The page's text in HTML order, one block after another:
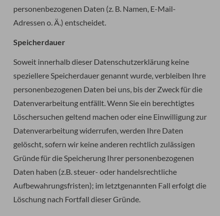
personenbezogenen Daten (z. B. Namen, E-Mail-
Adressen o. Ä.) entscheidet.
Speicherdauer
Soweit innerhalb dieser Datenschutzerklärung keine
speziellere Speicherdauer genannt wurde, verbleiben Ihre
personenbezogenen Daten bei uns, bis der Zweck für die
Datenverarbeitung entfällt. Wenn Sie ein berechtigtes
Löschersuchen geltend machen oder eine Einwilligung zur
Datenverarbeitung widerrufen, werden Ihre Daten
gelöscht, sofern wir keine anderen rechtlich zulässigen
Gründe für die Speicherung Ihrer personenbezogenen
Daten haben (z.B. steuer- oder handelsrechtliche
Aufbewahrungsfristen); im letztgenannten Fall erfolgt die
Löschung nach Fortfall dieser Gründe.